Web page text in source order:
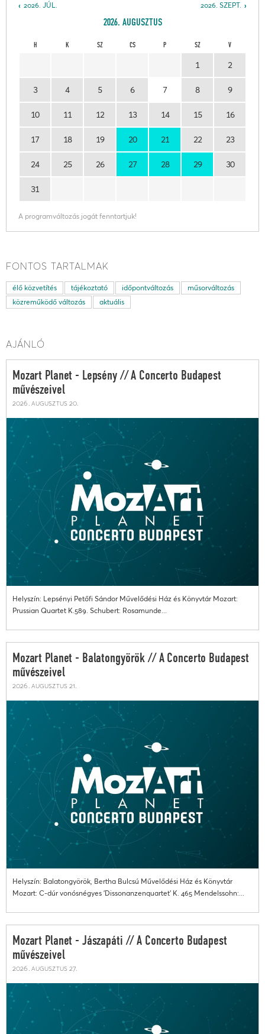
2026. SZEPT.
2026. JÚL.
2026. AUGUSZTUS
H K SZ CS P SZ V
1 2
3 4 5 6 7 8 9
10 11 12 13 14 15 16
17 18 19 20 21 22 23
24 25 26 27 28 29 30
31
A programváltozás jogát fenntartjuk!
FONTOS TARTALMAK
élő közvetítés tájékoztató időpontváltozás
műsorváltozás
közreműködő változás
aktuális
AJÁNLÓ
Mozart Planet - Lepsény // A Concerto Budapest
művészeivel
2026. augusztus 20.
Helyszín: Lepsényi Petőfi Sándor Művelődési Ház és Könyvtár Mozart:
Prussian Quartet K.589. Schubert: Rosamunde...
Mozart Planet - Balatongyörök // A Concerto Budapest
művészeivel
2026. augusztus 21.
Helyszín: Balatongyörök, Bertha Bulcsú Művelődési Ház és Könyvtár
Mozart: C-dúr vonósnégyes 'Dissonanzenquartet' K. 465 Mendelssohn:...
Mozart Planet - Jászapáti // A Concerto Budapest
művészeivel
2026. augusztus 27.